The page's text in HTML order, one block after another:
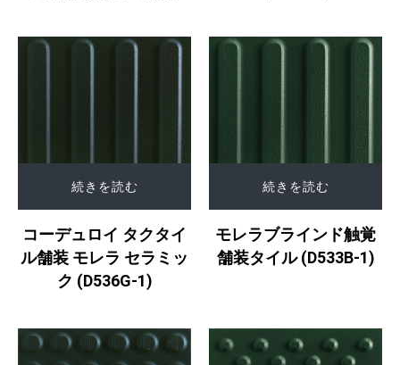
続きを読む
コーデュロイ タクタイ
ル舗装 モレラ セラミッ
ク (D536G-1)
続きを読む
モレラブラインド触覚
舗装タイル (D533B-1)